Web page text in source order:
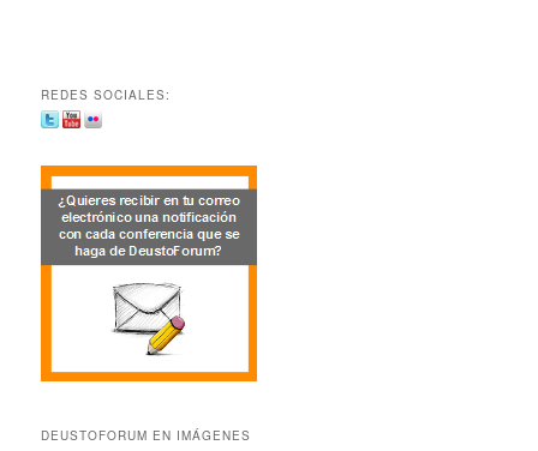
REDES SOCIALES:
DEUSTOFORUM EN IMÁGENES